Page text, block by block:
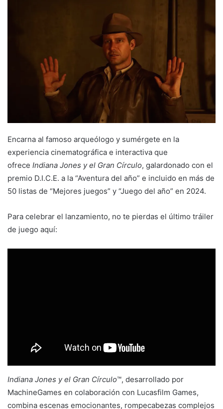
Encarna al famoso arqueólogo y sumérgete en la
experiencia cinematográfica e interactiva que
ofrece Indiana Jones y el Gran Círculo, galardonado con el
premio D.I.C.E. a la “Aventura del año” e incluido en más de
50 listas de “Mejores juegos” y “Juego del año” en 2024.
Para celebrar el lanzamiento, no te pierdas el último tráiler
de juego aquí:
Indiana Jones y el Gran Círculo™, desarrollado por
MachineGames en colaboración con Lucasfilm Games,
combina escenas emocionantes, rompecabezas complejos